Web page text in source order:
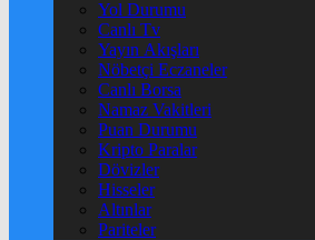
Yol Durumu
Canlı Tv
Yayın Akışları
Nöbetçi Eczaneler
Canlı Borsa
Namaz Vakitleri
Puan Durumu
Kripto Paralar
Dövizler
Hisseler
Altınlar
Pariteler